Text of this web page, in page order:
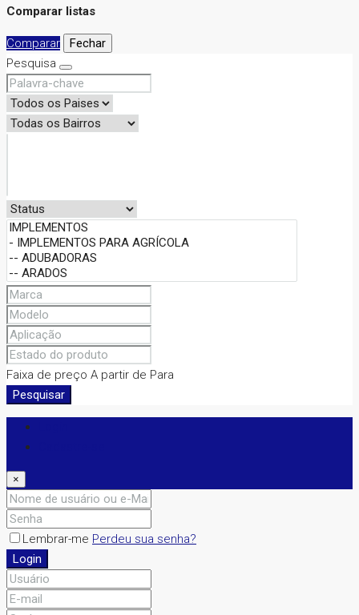
Comparar listas
Comparar
Fechar
Pesquisa
Faixa de preço A partir de Para
Pesquisar
×
Lembrar-me Perdeu sua senha?
Login